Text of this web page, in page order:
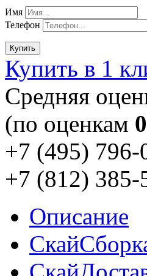
Имя
Телефон
Купить
Купить в 1
Cредняя
(по оценкам 0
+7 (495) 796-
+7 (812) 385-
Описание
Скай